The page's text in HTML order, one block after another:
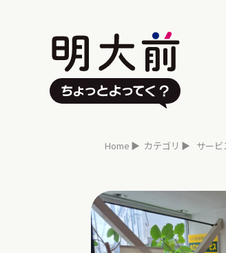
Home カテゴリ サービ